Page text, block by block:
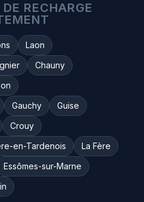
RECHARGE
Laon
Chauny
Gauchy
Guise
Crouy
en-Tardenois
La Fère
Essômes-sur-Marne